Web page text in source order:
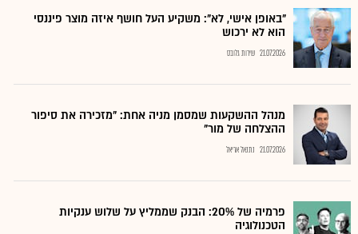
"באופן אישי, לא": משקיע העל חושף איזה מוצר פיננסי
הוא לא ירכוש
21.07.2026 שירות גלובס
מנהל ההשקעות שמסמן מניה אחת: "מזכירה את סיפור
ההצלחה של מור"
21.07.2026 נתנאל אריאל
פרמיה של 20%: הבנק שממליץ על שלוש ענקיות
הטכנולוגיה